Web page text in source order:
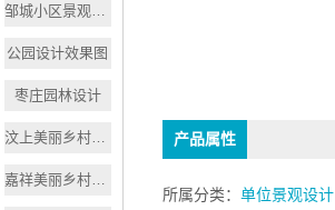
公园设计效果图
枣庄园林设计
汶上美丽乡村设计
嘉祥美丽乡村建设
产品属性
所属分类：单位景观设计